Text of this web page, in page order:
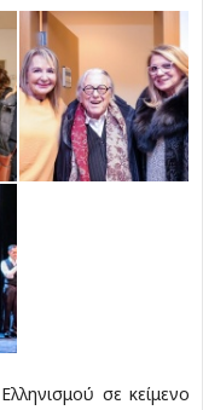
σε κείμενο